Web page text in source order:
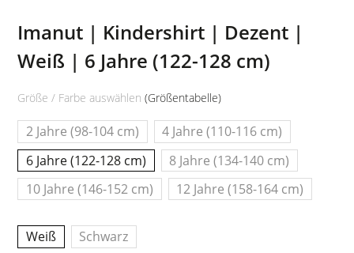
Imanut | Kindershirt | Dezent |
Weiß | 6 Jahre (122-128 cm)
Größe / Farbe auswählen(Größentabelle)
2 Jahre (98-104 cm)
4 Jahre (110-116 cm)
6 Jahre (122-128 cm)
8 Jahre (134-140 cm)
10 Jahre (146-152 cm)
12 Jahre (158-164 cm)
Weiß Schwarz